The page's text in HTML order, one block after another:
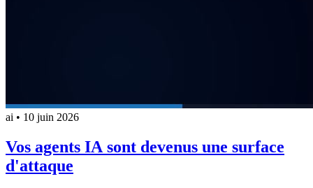
ai • 10 juin 2026
Vos agents IA sont devenus une surface
d'attaque